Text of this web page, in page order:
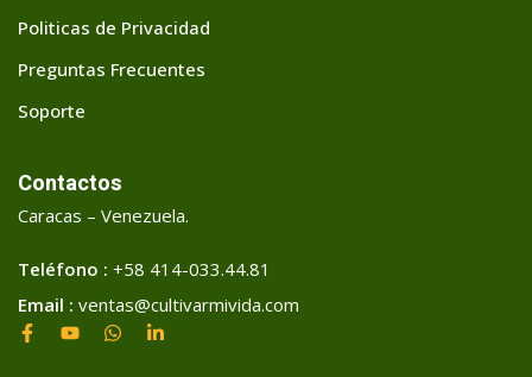
Politicas de Privacidad
Preguntas Frecuentes
Soporte
Contactos
Caracas – Venezuela.
Teléfono : +58 414-033.44.81
Email : ventas@cultivarmivida.com